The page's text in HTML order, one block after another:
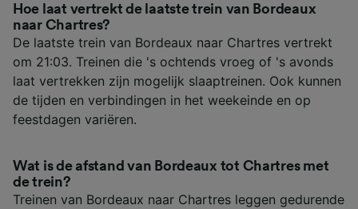
Hoe laat vertrekt de laatste trein van Bordeaux
naar Chartres?
De laatste trein van Bordeaux naar Chartres vertrekt
om 21:03. Treinen die 's ochtends vroeg of 's avonds
laat vertrekken zijn mogelijk slaaptreinen. Ook kunnen
de tijden en verbindingen in het weekeinde en op
feestdagen variëren.
Wat is de afstand van Bordeaux tot Chartres met
de trein?
Treinen van Bordeaux naar Chartres leggen gedurende